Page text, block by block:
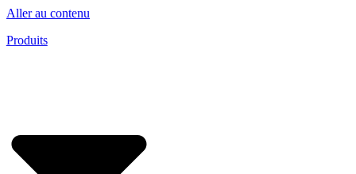
Aller au contenu
Produits